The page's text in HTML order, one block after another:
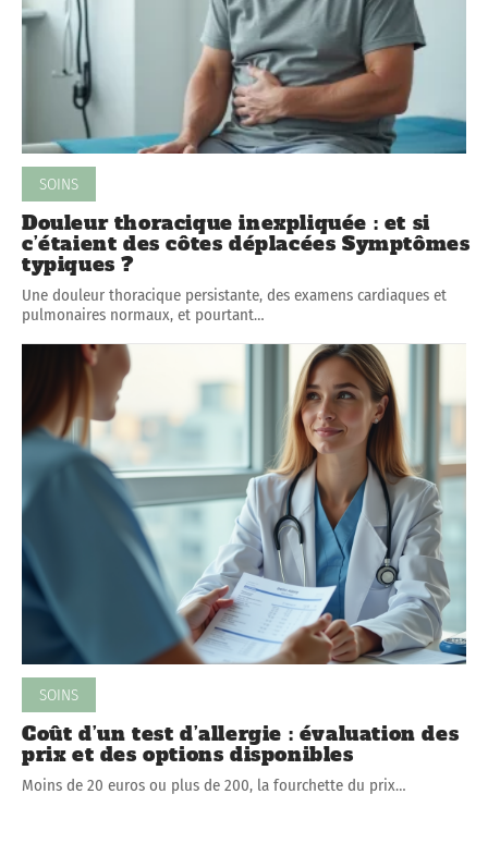
SOINS
Douleur thoracique inexpliquée : et si
c’étaient des côtes déplacées Symptômes
typiques ?
Une douleur thoracique persistante, des examens cardiaques et
pulmonaires normaux, et pourtant…
SOINS
Coût d’un test d’allergie : évaluation des
prix et des options disponibles
Moins de 20 euros ou plus de 200, la fourchette du prix…